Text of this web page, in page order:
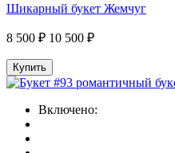
Шикарный букет Жемчуг
8 500 ₽ 10 500 ₽
Купить
Включено: